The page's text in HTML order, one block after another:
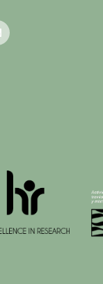
LinkedIn